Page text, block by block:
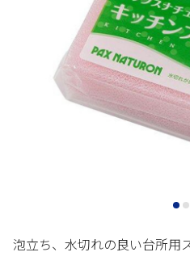
泡立ち、水切れの良い台所用